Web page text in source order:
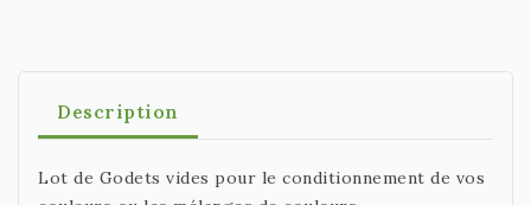
Description
Lot de Godets vides pour le conditionnement de vos